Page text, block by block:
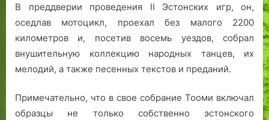
В преддверии проведения II Эстонских игр, он,
оседлав мотоцикл, проехал без малого 2200
километров и, посетив восемь уездов, собрал
внушительную коллекцию народных танцев, их
мелодий, а также песенных текстов и преданий.
Примечательно, что в свое собрание Тооми включал
образцы не только собственно эстонского